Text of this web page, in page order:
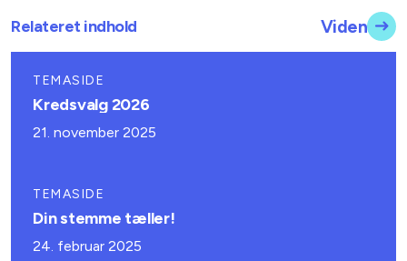
Relateret indhold Viden
TEMASIDE
Kredsvalg 2026
21. november 2025
TEMASIDE
Din stemme tæller!
24. februar 2025